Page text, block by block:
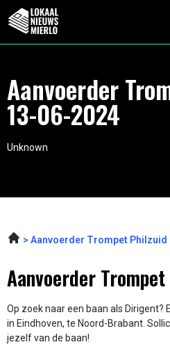
Aanvoerder
13-06-2024
Unknown
Aanvoerder Trompet Philzuid
Aanvoerder
Op zoek naar een baan als Dirigent?
in Eindhoven, te Noord-Brabant.
jezelf van de baan!